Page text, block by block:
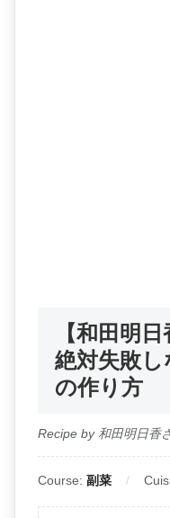
【和田明
絶対失敗
の作り方
Recipe by 和田明日香
Course: 副菜